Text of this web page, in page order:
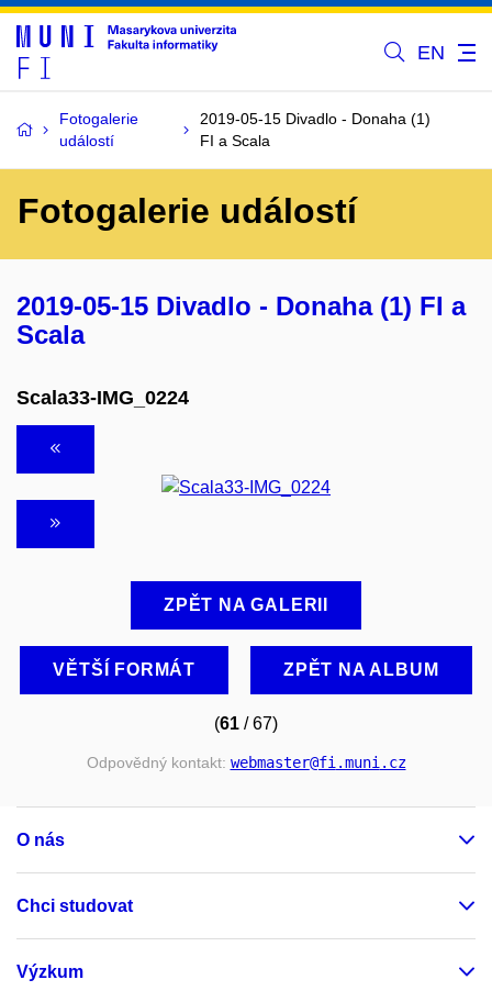
EN
Fotogalerie
událostí
2019-05-15 Divadlo - Donaha (1)
FI a Scala
Fotogalerie událostí
2019-05-15 Divadlo - Donaha (1) FI a
Scala
Scala33-IMG_0224
ZPĚT NA GALERII
VĚTŠÍ FORMÁT ZPĚT NA ALBUM
(61 / 67)
Odpovědný kontakt: webmaster@fi.muni.cz
O nás
Chci studovat
Výzkum